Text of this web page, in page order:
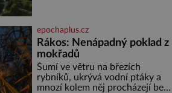
jediného dne můžete
nahlédnout do útrob jedné z
nejvýznamnějších vodních
elektráren v Evropě, vydat se na
horské hřebeny, projet se na
koloběžce a den zakončit
poznáváním památek ve
epochaplus.cz
Rákos: Nenápadný poklad z
mokřadů
Šumí ve větru na březích
rybníků, ukrývá vodní ptáky a
mnozí kolem něj procházejí bez